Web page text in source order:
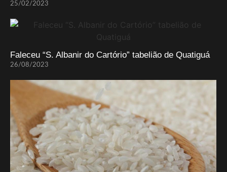
25/02/2023
Faleceu “S. Albanir do Cartório” tabelião de Quatiguá
26/08/2023